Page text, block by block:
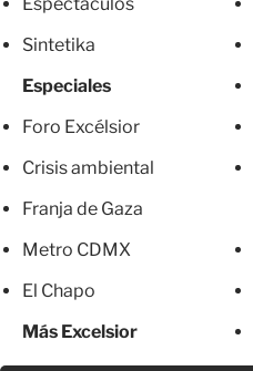
Sintetika
Especiales
Foro Excélsior
Crisis ambiental
Franja de Gaza
Metro CDMX
El Chapo
Más Excelsior